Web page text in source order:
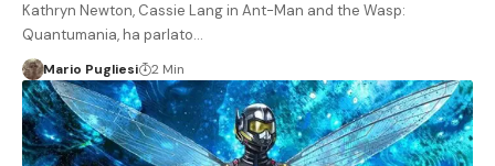
Kathryn Newton, Cassie Lang in Ant-Man and the Wasp:
Quantumania, ha parlato…
Mario Pugliesi 2 Min